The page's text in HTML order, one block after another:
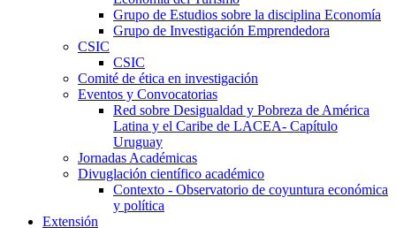
Grupo de Estudios sobre la disciplina Economía
Grupo de Investigación Emprendedora
CSIC
CSIC
Comité de ética en investigación
Eventos y Convocatorias
Red sobre Desigualdad y Pobreza de América
Latina y el Caribe de LACEA- Capítulo
Uruguay
Jornadas Académicas
Divuglación científico académico
Contexto - Observatorio de coyuntura económica
y política
Extensión